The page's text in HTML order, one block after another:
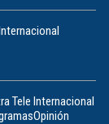
Tele Internacional
Opinión